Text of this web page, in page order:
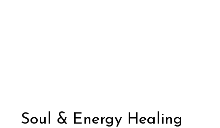
Soul & Energy Healing